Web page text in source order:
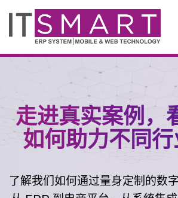
走进真实案例，
如何助力不同
了解我们如何通过量身定制的